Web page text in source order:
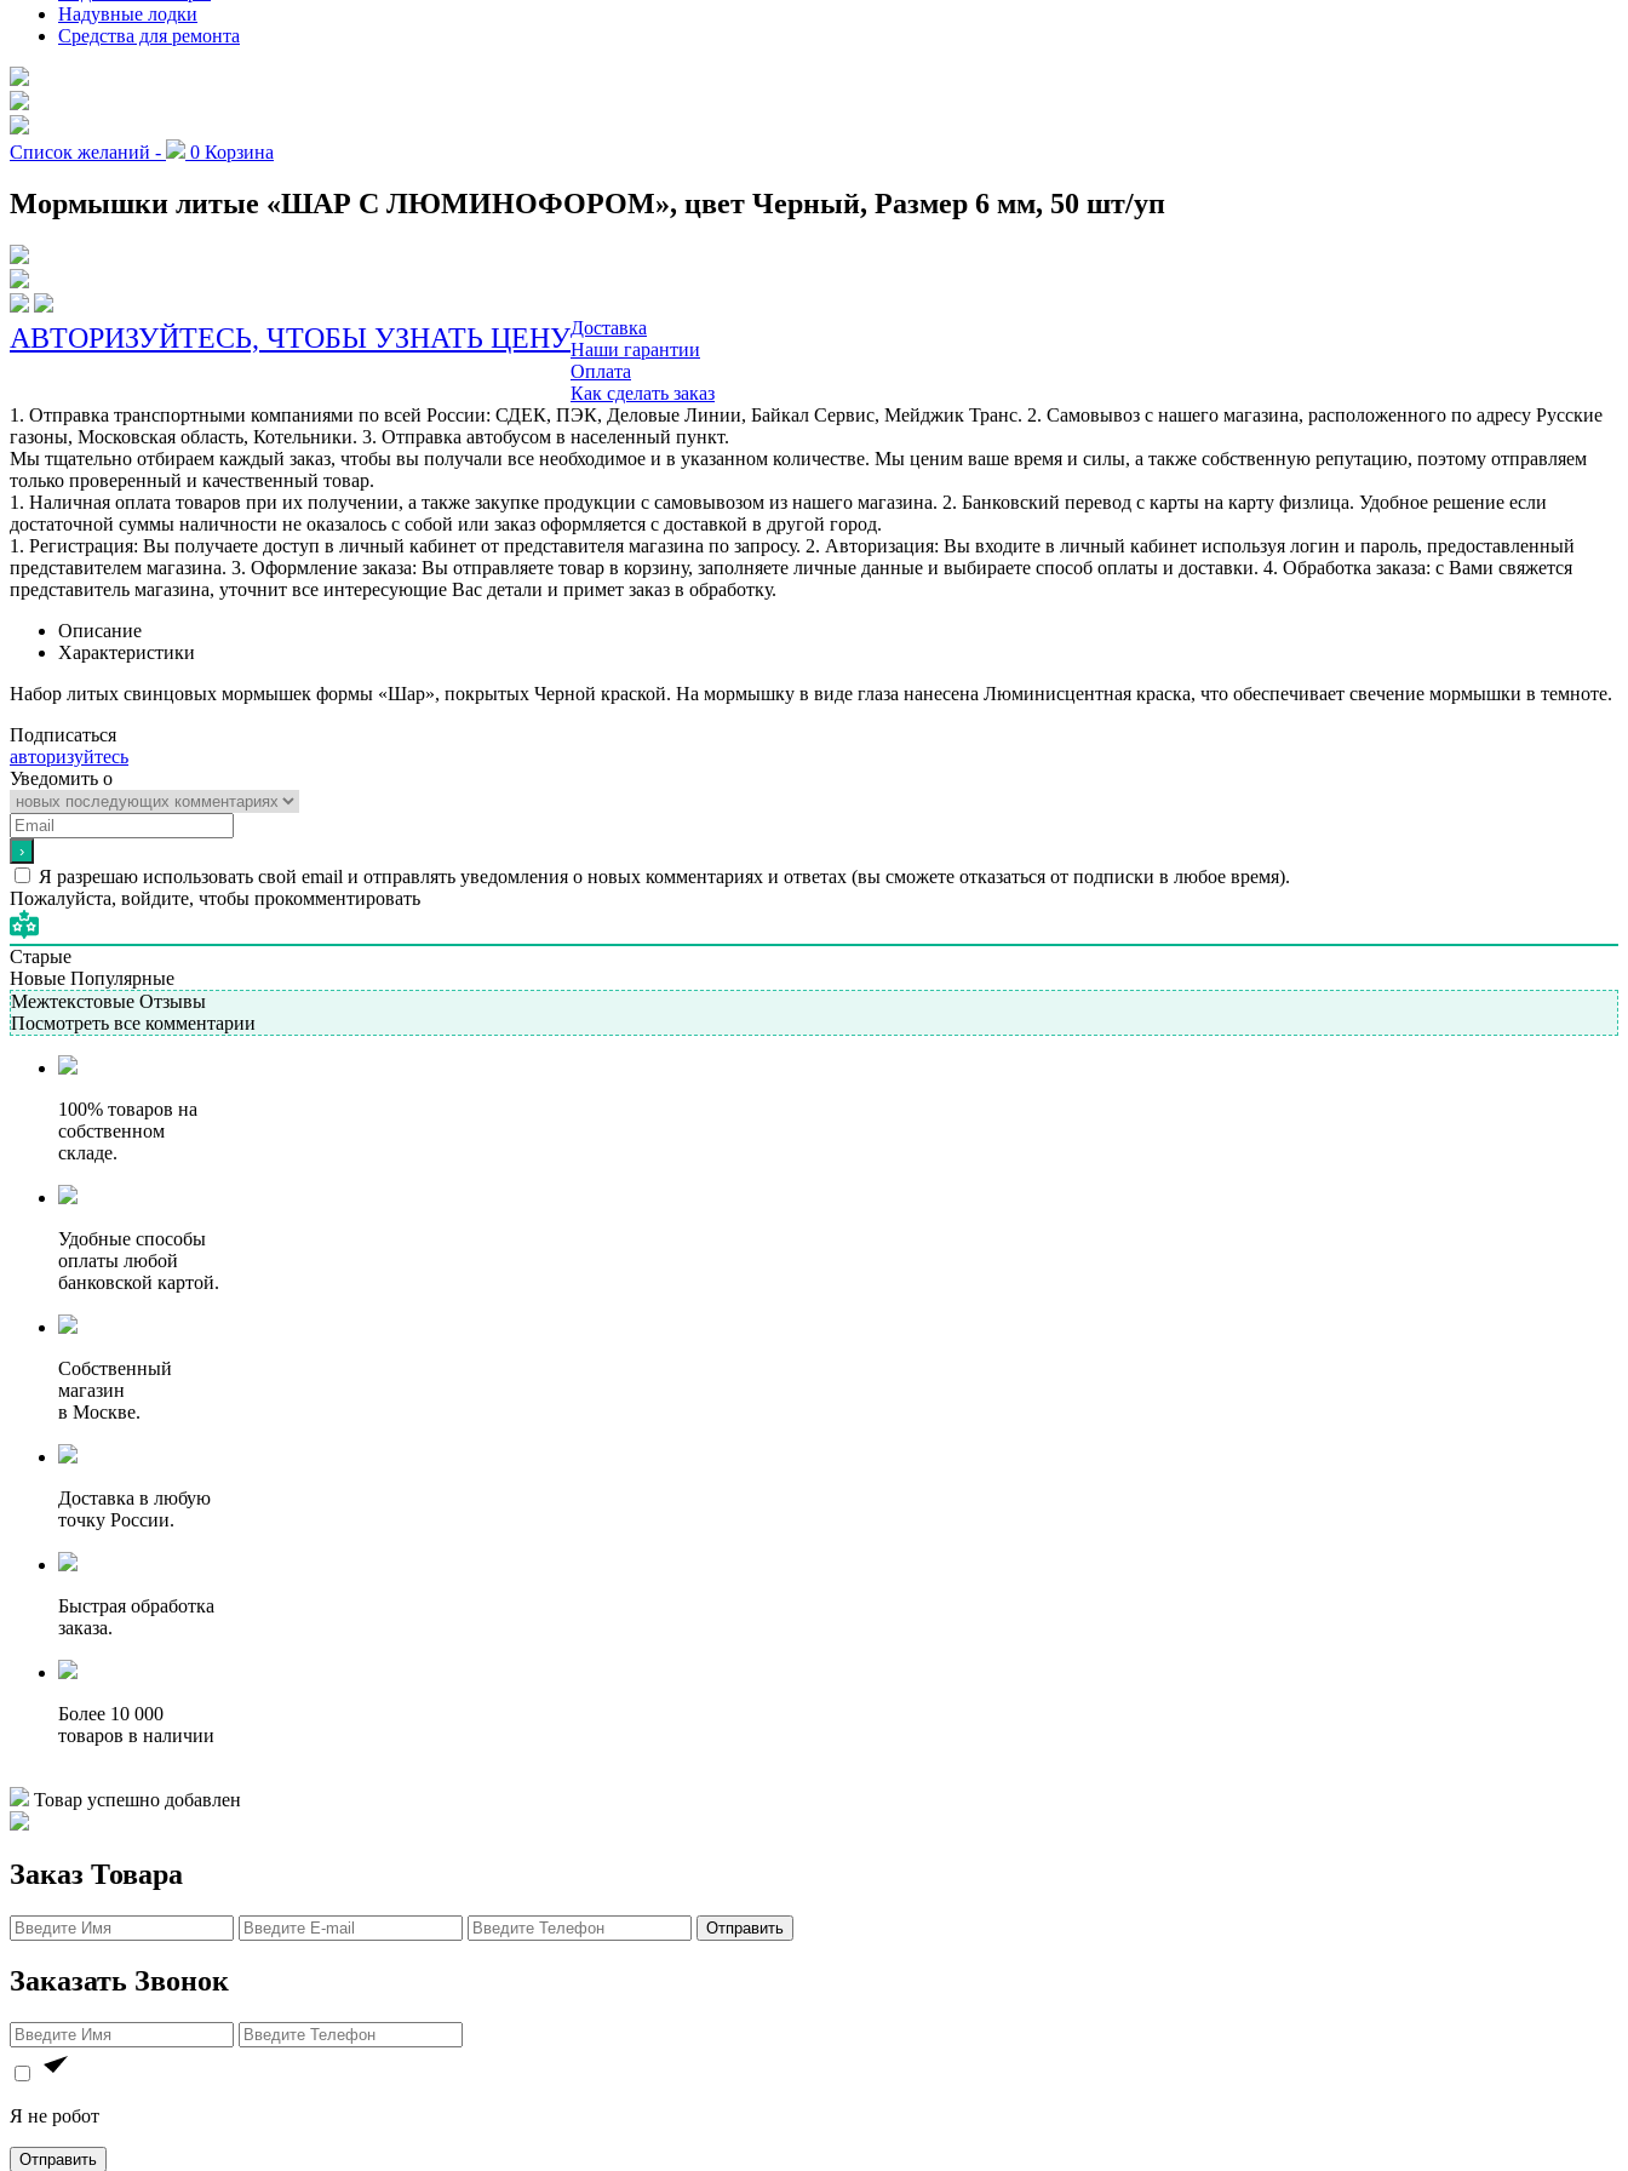
Надувные лодки
Средства для ремонта
Список желаний - 0 Корзина
Мормышки литые «ШАР С ЛЮМИНОФОРОМ», цвет Черный, Размер 6 мм, 50 шт/уп
АВТОРИЗУЙТЕСЬ, ЧТОБЫ УЗНАТЬ ЦЕНУДоставка
Наши гарантии
Оплата
Как сделать заказ
1. Отправка транспортными компаниями по всей России: СДЕК, ПЭК, Деловые Линии, Байкал Сервис, Мейджик Транс. 2. Самовывоз с нашего магазина, расположенного по адресу Русские
газоны, Московская область, Котельники. 3. Отправка автобусом в населенный пункт.
Мы тщательно отбираем каждый заказ, чтобы вы получали все необходимое и в указанном количестве. Мы ценим ваше время и силы, а также собственную репутацию, поэтому отправляем
только проверенный и качественный товар.
1. Наличная оплата товаров при их получении, а также закупке продукции с самовывозом из нашего магазина. 2. Банковский перевод с карты на карту физлица. Удобное решение если
достаточной суммы наличности не оказалось с собой или заказ оформляется с доставкой в другой город.
1. Регистрация: Вы получаете доступ в личный кабинет от представителя магазина по запросу. 2. Авторизация: Вы входите в личный кабинет используя логин и пароль, предоставленный
представителем магазина. 3. Оформление заказа: Вы отправляете товар в корзину, заполняете личные данные и выбираете способ оплаты и доставки. 4. Обработка заказа: с Вами свяжется
представитель магазина, уточнит все интересующие Вас детали и примет заказ в обработку.
Описание
Характеристики
Набор литых свинцовых мормышек формы «Шар», покрытых Черной краской. На мормышку в виде глаза нанесена Люминисцентная краска, что обеспечивает свечение мормышки в темноте.
Подписаться
авторизуйтесь
Уведомить о
Я разрешаю использовать свой email и отправлять уведомления о новых комментариях и ответах (вы cможете отказаться от подписки в любое время).
Пожалуйста, войдите, чтобы прокомментировать
Старые
Новые Популярные
Межтекстовые Отзывы
Посмотреть все комментарии
100% товаров на
собственном
складе.
Удобные способы
оплаты любой
банковской картой.
Собственный
магазин
в Москве.
Доставка в любую
точку России.
Быстрая обработка
заказа.
Более 10 000
товаров в наличии
Товар успешно добавлен
Заказ Товара
Отправить
Заказать Звонок
Я не робот
Отправить